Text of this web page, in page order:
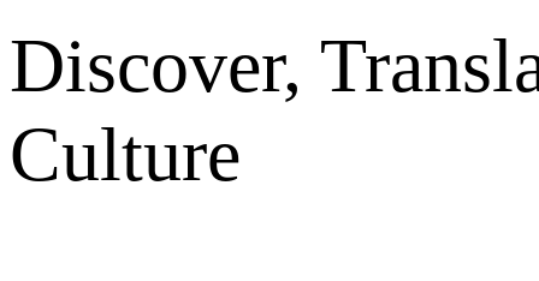
Discover,
Culture